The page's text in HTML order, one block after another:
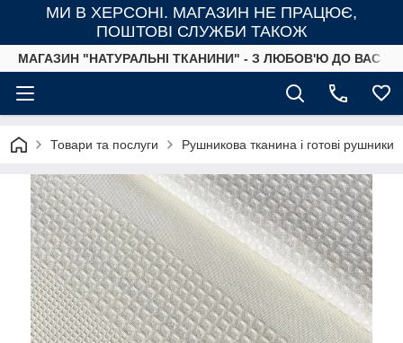
МИ В ХЕРСОНІ. МАГАЗИН НЕ ПРАЦЮЄ,
ПОШТОВІ СЛУЖБИ ТАКОЖ
МАГАЗИН "НАТУРАЛЬНІ ТКАНИНИ" - З ЛЮБОВ'Ю ДО ВАС
Товари та послуги Рушникова тканина і готові рушники